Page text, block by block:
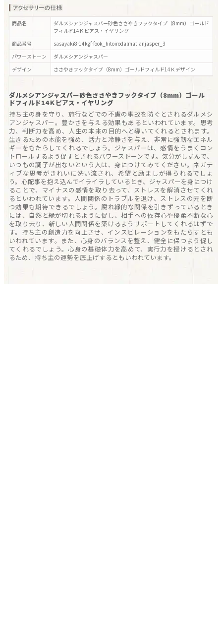
ダルメシアンジャスパー砂色ささやきフックタイプ（8mm）ゴール
ドフィルド14Ｋピアス・イヤリング
持ち主の身を守り、旅行などでの不慮の事故を防ぐとされるダルメシ
アンジャスパー。豊かさを与える効果もあるといわれています。思考
力、判断力を高め、人生の本来の目的へと導いてくれるとされます。
生きるための本能を強め、活力と冷静さを与え、非常に強靭なエネル
ギーをもたらしてくれるでしょう。ジャスパーは、感情をうまくコン
トロールするよう促すとされるパワーストーンです。気分がしずんで、
いつもの調子が出ないという人は、身につけてみてください。ネガテ
ィブな思考がきれいに洗い流され、希望と励ましが得られるでしょ
う。心配事を抱え込んでイライラしているとき、ジャスパーを身につけ
ることで、マイナスの感情を取り去って、ストレスを解消させてくれ
るといわれています。人間関係のトラブルを退け、ストレスの元を断
つ効果も期待できるでしょう。腐れ縁的な関係を引きずっているとき
には、自然と縁が切れるように促し、相手への依存心や優柔不断な心
を取り去り、新しい人間関係を築けるようサポートしてくれるはずで
す。持ち主の創造力を向上させ、インスピレーションをもたらすとも
いわれています。また、心身のバランスを整え、健全に保つよう促し
てくれるでしょう。心身の基礎体力を高めて、実行力を授けるとされ
るため、持ち主の運勢を底上げするともいわれています。
商品名
ダルメシアンジャスパー砂色ささやきフックタイプ（8mm）ゴールド
フィルド14Ｋピアス・イヤリング
商品番号
sasayaki8-14kgf-fook_hitoirodalmatianjasper_3
パワーストーン
ダルメシアンジャスパー
デザイン
ささやきフックタイプ（8mm）ゴールドフィルド14Ｋ デザイン